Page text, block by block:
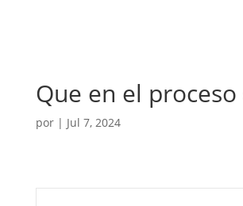
Que en el proceso
por | Jul 7, 2024